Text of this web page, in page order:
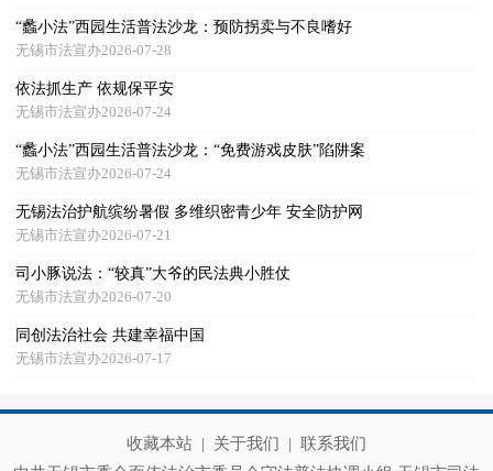
“蠡小法”西园生活普法沙龙：预防拐卖与不良嗜好
无锡市法宣办2026-07-28
依法抓生产 依规保平安
无锡市法宣办2026-07-24
“蠡小法”西园生活普法沙龙：“免费游戏皮肤”陷阱案
无锡市法宣办2026-07-24
无锡法治护航缤纷暑假 多维织密青少年 安全防护网
无锡市法宣办2026-07-21
司小豚说法：“较真”大爷的民法典小胜仗
无锡市法宣办2026-07-20
同创法治社会 共建幸福中国
无锡市法宣办2026-07-17
收藏本站 | 关于我们 | 联系我们